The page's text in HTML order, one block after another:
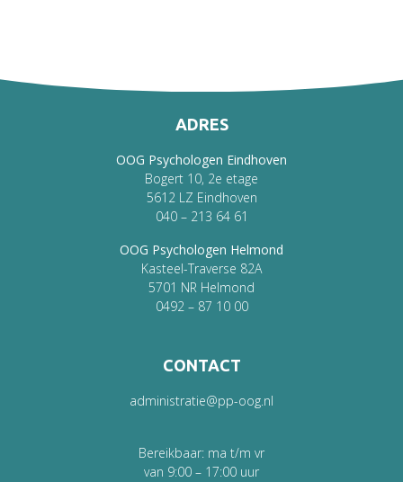
ADRES
OOG Psychologen Eindhoven
Bogert 10, 2e etage
5612 LZ Eindhoven
040 – 213 64 61
OOG Psychologen Helmond
Kasteel-Traverse 82A
5701 NR Helmond
0492 – 87 10 00
CONTACT
administratie@pp-oog.nl
Bereikbaar: ma t/m vr
van 9:00 – 17:00 uur